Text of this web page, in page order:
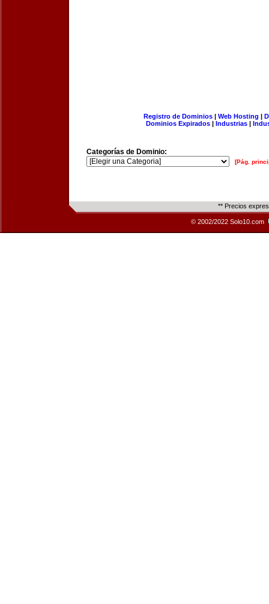
Registro de Dominios| Web Hosting |
Dominios Expirados | Industrias |
Categorías de Dominio:
[Pág.
** Precios
© 2002/2022 Solo10.com